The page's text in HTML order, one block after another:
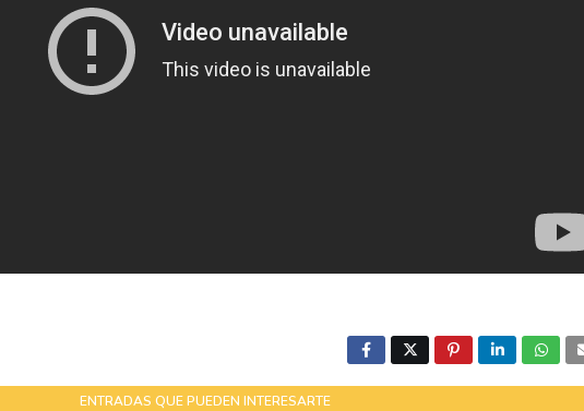
ENTRADAS QUE PUEDEN INTERESARTE